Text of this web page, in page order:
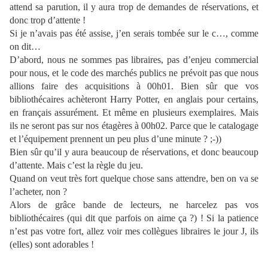
attend sa parution, il y aura trop de demandes de réservations, et
donc trop d’attente !
Si je n’avais pas été assise, j’en serais tombée sur le c…, comme
on dit…
D’abord, nous ne sommes pas libraires, pas d’enjeu commercial
pour nous, et le code des marchés publics ne prévoit pas que nous
allions faire des acquisitions à 00h01. Bien sûr que vos
bibliothécaires achèteront Harry Potter, en anglais pour certains,
en français assurément. Et même en plusieurs exemplaires. Mais
ils ne seront pas sur nos étagères à 00h02. Parce que le catalogage
et l’équipement prennent un peu plus d’une minute ? ;-))
Bien sûr qu’il y aura beaucoup de réservations, et donc beaucoup
d’attente. Mais c’est la règle du jeu.
Quand on veut très fort quelque chose sans attendre, ben on va se
l’acheter, non ?
Alors de grâce bande de lecteurs, ne harcelez pas vos
bibliothécaires (qui dit que parfois on aime ça ?) ! Si la patience
n’est pas votre fort, allez voir mes collègues libraires le jour J, ils
(elles) sont adorables !